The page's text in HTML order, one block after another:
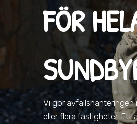
FÖR
Vi gör avfallshanteringen
eller flera fastigheter. Ett